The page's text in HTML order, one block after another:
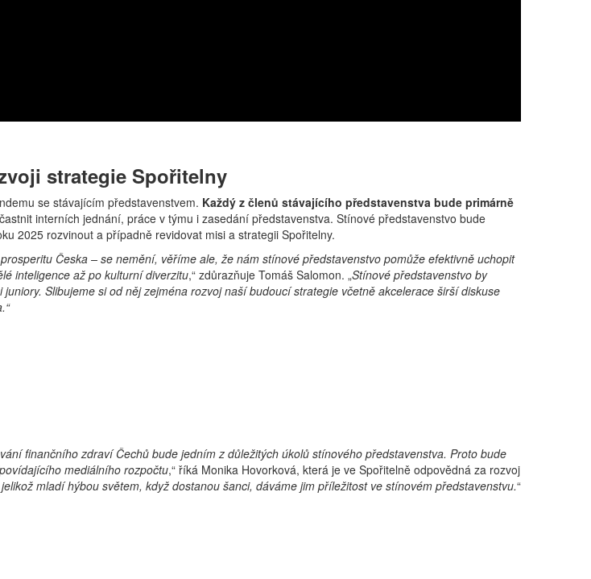
strategie Spořitelny
se stávajícím představenstvem. Každý z členů stávajícího představenstva bude primárně
interních jednání, práce v týmu i zasedání představenstva. Stínové představenstvo bude
2025 rozvinout a případně revidovat misi a strategii Spořitelny.
Česka – se nemění, věříme ale, že nám stínové představenstvo pomůže efektivně uchopit
inteligence až po kulturní diverzitu,“ zdůrazňuje Tomáš Salomon. „Stínové představenstvo by
Slibujeme si od něj zejména rozvoj naší budoucí strategie včetně akcelerace širší diskuse
finančního zdraví Čechů bude jedním z důležitých úkolů stínového představenstva. Proto bude
mediálního rozpočtu,“ říká Monika Hovorková, která je ve Spořitelně odpovědná za rozvoj
mladí hýbou světem, když dostanou šanci, dáváme jim příležitost ve stínovém představenstvu.“